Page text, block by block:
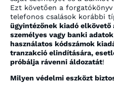
Ezt követően a
telefonos csalások korábbi
ügyintézőnek kiadó elkövető
személyes vagy banki
használatos kódszámok
tranzakció elindítására,
próbálja rávenni áldozatát!
Milyen védelmi eszközt